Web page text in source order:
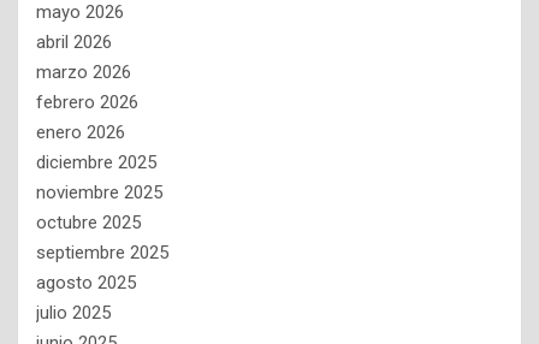
mayo 2026
abril 2026
marzo 2026
febrero 2026
enero 2026
diciembre 2025
noviembre 2025
octubre 2025
septiembre 2025
agosto 2025
julio 2025